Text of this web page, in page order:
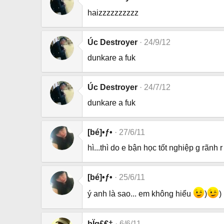
haizzzzzzzzzz
Úc Destroyer
24/9/12
dunkare a fuk
Úc Destroyer
24/7/12
dunkare a fuk
[bé]•ƒ•
27/6/11
hì...thì do e bận học tốt nghiệp g rãnh
[bé]•ƒ•
25/6/11
ý anh là sao... em không hiểu
) )